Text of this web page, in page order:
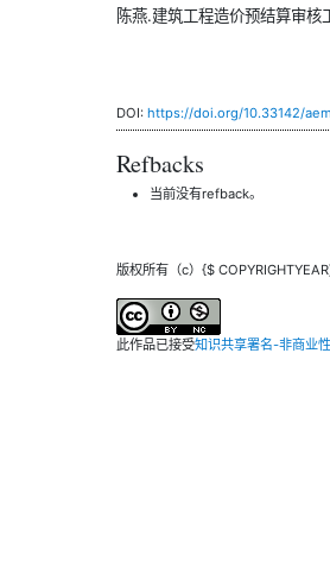
陈燕.建筑工程造价预结算审
DOI: https://doi.org/10.33142/
Refbacks
当前没有refback。
版权所有（c）{$
此作品已接受知识共享署名-非商业